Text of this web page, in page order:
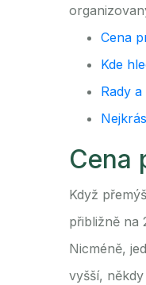
Cena
Kde
Rady
Cena
Když
přibližně na
Nicméně,
vyšší,